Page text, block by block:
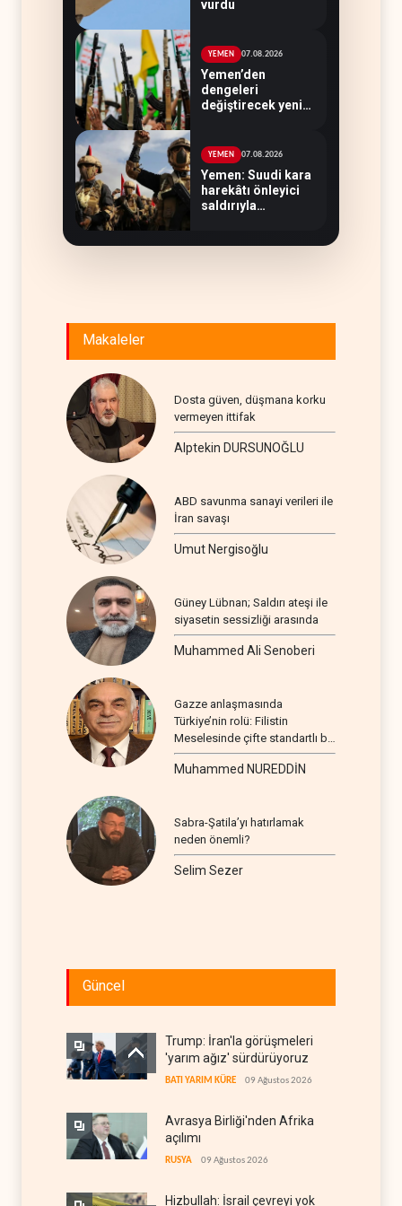
vurdu
YEMEN 07.08.2026
Yemen’den
dengeleri
değiştirecek yeni
YEMEN 07.08.2026
Yemen: Suudi kara
harekâtı önleyici
saldırıyla
Makaleler
Dosta güven, düşmana korku
vermeyen ittifak
Alptekin DURSUNOĞLU
ABD savunma sanayi verileri ile
İran savaşı
Umut Nergisoğlu
Güney Lübnan; Saldırı ateşi ile
siyasetin sessizliği arasında
Muhammed Ali Senoberi
Gazze anlaşmasında
Türkiye’nin rolü: Filistin
Meselesinde çifte standartlı bir
seyir
Muhammed NUREDDİN
Sabra-Şatila’yı hatırlamak
neden önemli?
Selim Sezer
Güncel
Trump: İran'la görüşmeleri
'yarım ağız' sürdürüyoruz
BATI YARIM KÜRE 09 Ağustos 2026
Avrasya Birliği'nden Afrika
açılımı
RUSYA 09 Ağustos 2026
Hizbullah: İsrail çevreyi yok